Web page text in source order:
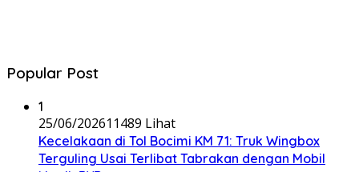
Popular Post
1
25/06/202611489 Lihat
Kecelakaan di Tol Bocimi KM 71: Truk Wingbox
Terguling Usai Terlibat Tabrakan dengan Mobil